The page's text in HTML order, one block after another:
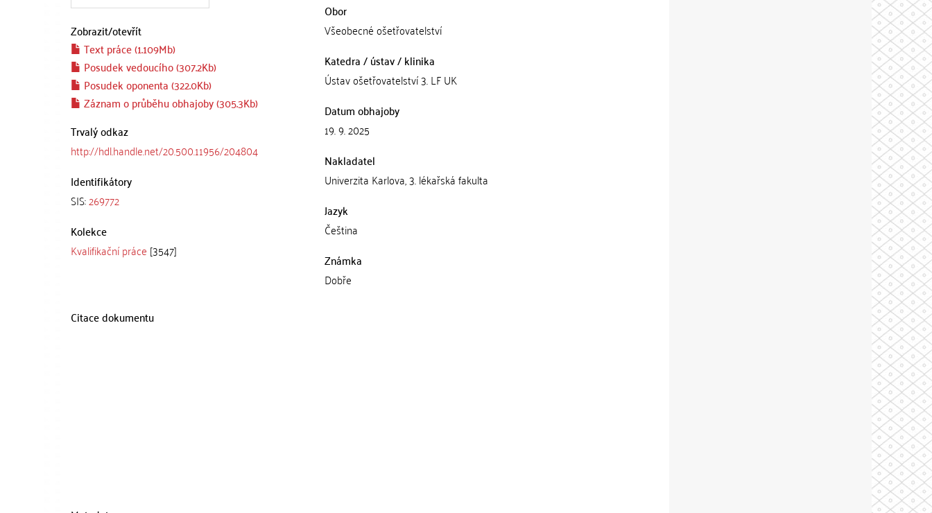
Zobrazit/otevřít
Text práce (1.109Mb)
Posudek vedoucího (307.2Kb)
Posudek oponenta (322.0Kb)
Záznam o průběhu obhajoby (305.3Kb)
Trvalý odkaz
http://hdl.handle.net/20.500.11956/204804
Identifikátory
SIS:269772
Kolekce
Kvalifikační práce [3547]
Obor
Všeobecné ošetřovatelství
Katedra / ústav / klinika
Ústav ošetřovatelství 3. LF UK
Datum obhajoby
19. 9. 2025
Nakladatel
Univerzita Karlova, 3. lékařská fakulta
Jazyk
Čeština
Známka
Dobře
Citace dokumentu